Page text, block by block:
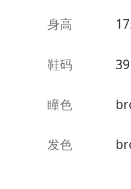
身高
鞋码 39
瞳色
发色